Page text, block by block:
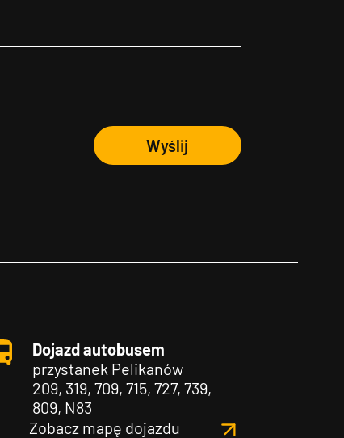
Wyślij
Dojazd autobusem
przystanek Pelikanów
209, 319, 709, 715, 727, 739,
809, N83
Zobacz mapę dojazdu